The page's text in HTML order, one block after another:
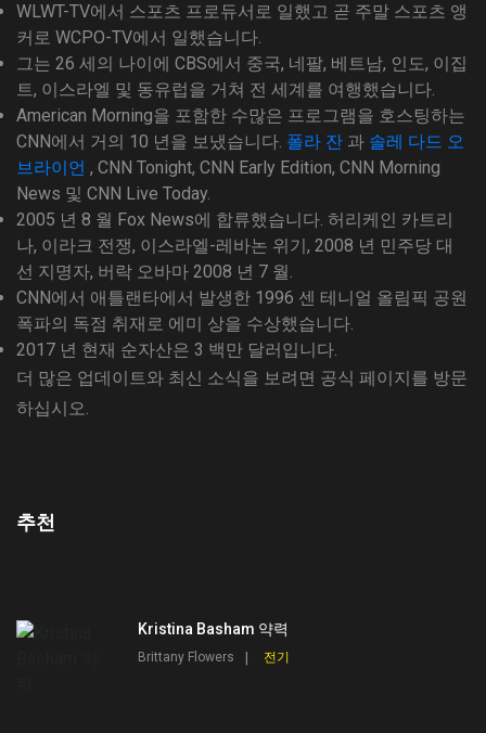
WLWT-TV에서 스포츠 프로듀서로 일했고 곧 주말 스포츠 앵
커로 WCPO-TV에서 일했습니다.
그는 26 세의 나이에 CBS에서 중국, 네팔, 베트남, 인도, 이집
트, 이스라엘 및 동유럽을 거쳐 전 세계를 여행했습니다.
American Morning을 포함한 수많은 프로그램을 호스팅하는
CNN에서 거의 10 년을 보냈습니다. 폴라 잔 과 솔레 다드 오
브라이언 , CNN Tonight, CNN Early Edition, CNN Morning
News 및 CNN Live Today.
2005 년 8 월 Fox News에 합류했습니다. 허리케인 카트리
나, 이라크 전쟁, 이스라엘-레바논 위기, 2008 년 민주당 대
선 지명자, 버락 오바마 2008 년 7 월.
CNN에서 애틀랜타에서 발생한 1996 센 테니얼 올림픽 공원
폭파의 독점 취재로 에미 상을 수상했습니다.
2017 년 현재 순자산은 3 백만 달러입니다.
더 많은 업데이트와 최신 소식을 보려면 공식 페이지를 방문
하십시오.
추천
Kristina Basham 약력
Brittany Flowers 전기